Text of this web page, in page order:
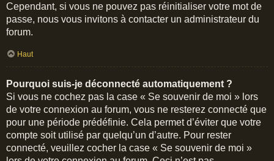
Cependant, si vous ne pouvez pas réinitialiser votre mot de
passe, nous vous invitons à contacter un administrateur du
forum.
Haut
Pourquoi suis-je déconnecté automatiquement ?
Si vous ne cochez pas la case « Se souvenir de moi » lors
de votre connexion au forum, vous ne resterez connecté que
pour une période prédéfinie. Cela permet d’éviter que votre
compte soit utilisé par quelqu’un d’autre. Pour rester
connecté, veuillez cocher la case « Se souvenir de moi »